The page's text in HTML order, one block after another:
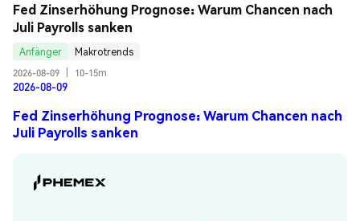
Fed Zinserhöhung Prognose: Warum Chancen nach
Juli Payrolls sanken
Anfänger
Makrotrends
2026-08-09
10-15m
2026-08-09
Fed Zinserhöhung Prognose: Warum Chancen nach
Juli Payrolls sanken